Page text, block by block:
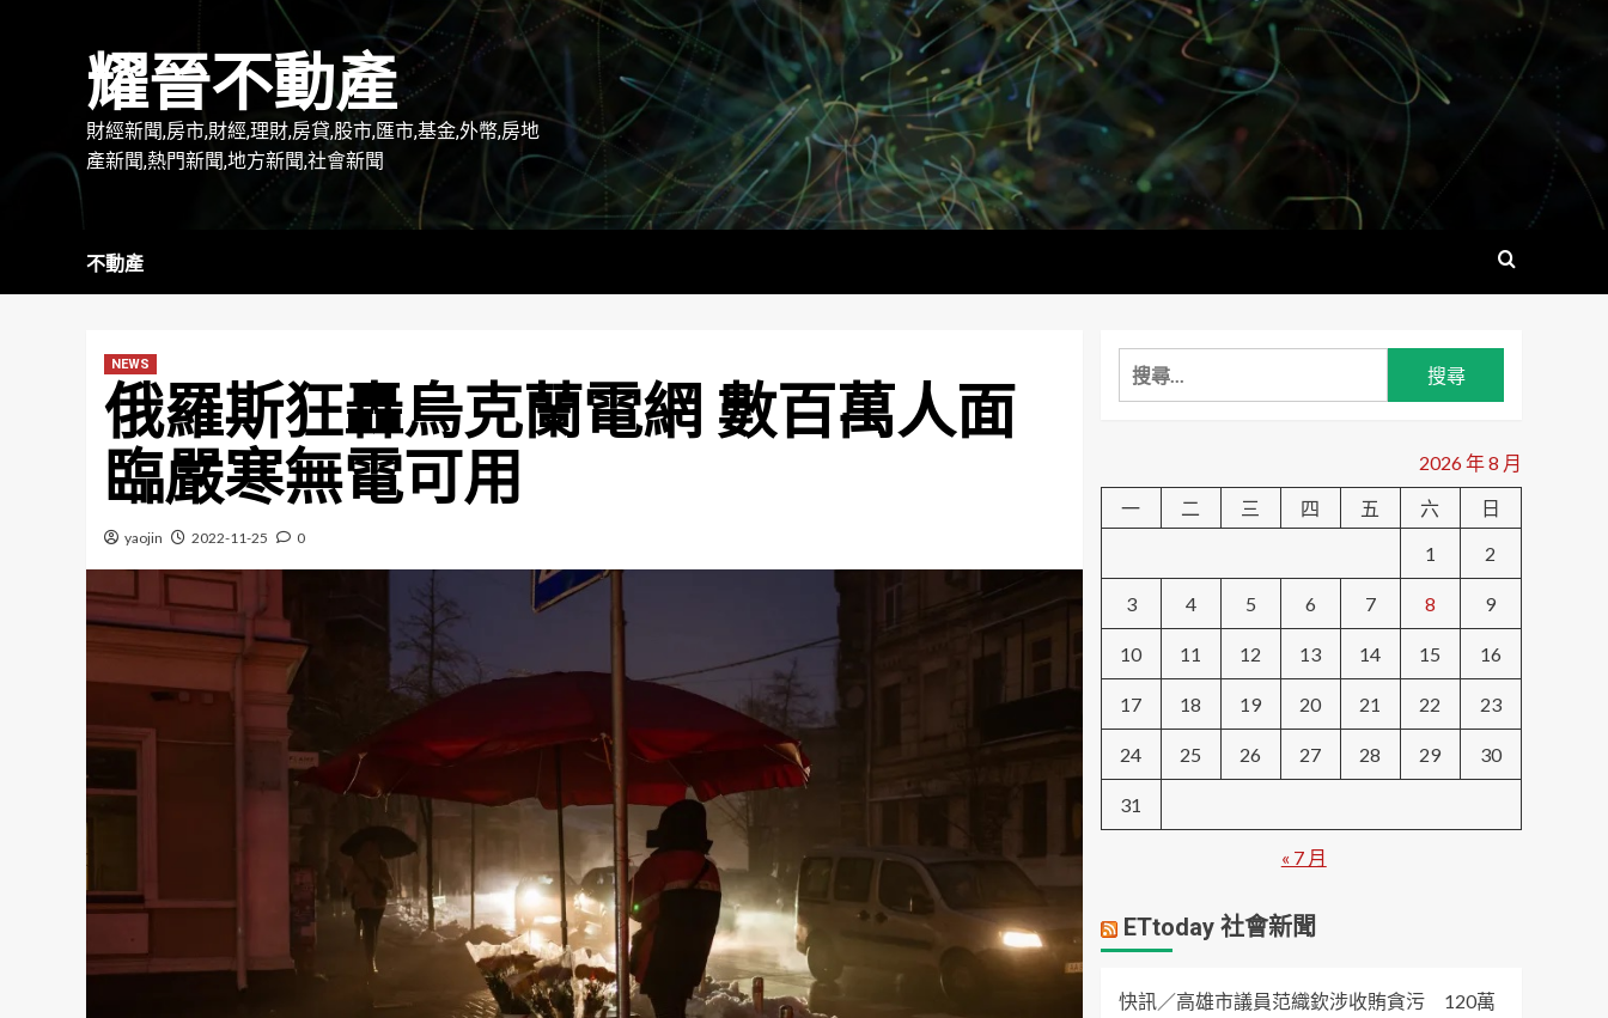
耀晉不動產
財經新聞,房市,財經,理財,房貸,股市,匯市,基金,外幣,房地
產新聞,熱門新聞,地方新聞,社會新聞
不動產
NEWS
俄羅斯狂轟烏克蘭電網 數百萬人面
臨嚴寒無電可用
yaojin 2022-11-25 0
搜
尋
字:
2026 年 8 月
一
二 三 四 五 六
日
1
2
3 4 5 6 7 8 9
10 11 12 13 14 15 16
17 18 19 20 21 22 23
24 25 26 27 28 29 30
31
« 7 月
ETtoday 社會新聞
快訊／高雄市議員范織欽涉收賄貪污 120萬